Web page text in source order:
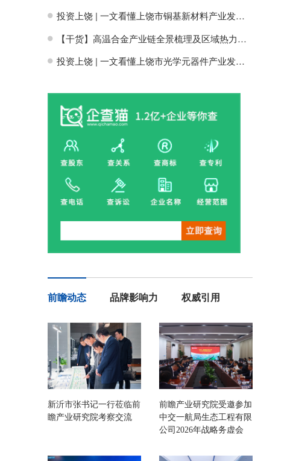
H 投资上饶 | 一文看懂上饶市铜基新材料产业发展现状与投资机会前瞻
H 【干货】高温合金产业链全景梳理及区域热力地图
H 投资上饶 | 一文看懂上饶市光学元器件产业发展现状与投资机会前瞻
前瞻动态 品牌影响力 权威引用
新沂市张书记一行莅临前
瞻产业研究院考察交流
前瞻产业研究院受邀参加
中交一航局生态工程有限
公司2026年战略务虚会